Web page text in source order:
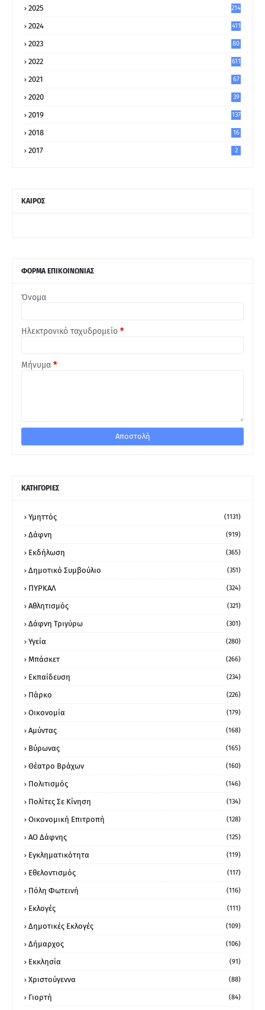
2025 214
2024 411
2023
80
2022 611
2021
67
2020
39
2019 137
2018 16
2017 2
ΚΑΙΡΟΣ
ΦΟΡΜΑ ΕΠΙΚΟΙΝΩΝΙΑΣ
Όνομα
Ηλεκτρονικό ταχυδρομείο *
Μήνυμα *
ΚΑΤΗΓΟΡΙΕΣ
Υμηττός (1131)
Δάφνη (919)
Εκδήλωση (365)
Δημοτικό Συμβούλιο (351)
ΠΥΡΚΑΛ (324)
Αθλητισμός (321)
Δάφνη Τριγύρω (301)
Υγεία (280)
Μπάσκετ (266)
Εκπαίδευση (234)
Πάρκο (226)
Οικονομία (179)
Αμύντας (168)
Βύρωνας (165)
Θέατρο Βράχων (160)
Πολιτισμός (146)
Πολίτες Σε Κίνηση (134)
Οικονομική Επιτροπή (128)
ΑΟ Δάφνης (125)
Εγκληματικότητα (119)
Εθελοντισμός (117)
Πόλη Φωτεινή (116)
Εκλογές (111)
Δημοτικές Εκλογές (109)
Δήμαρχος (106)
Εκκλησία (91)
Χριστούγεννα (88)
Γιορτή (84)